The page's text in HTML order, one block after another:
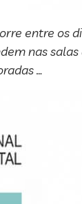
entre os
nas
…